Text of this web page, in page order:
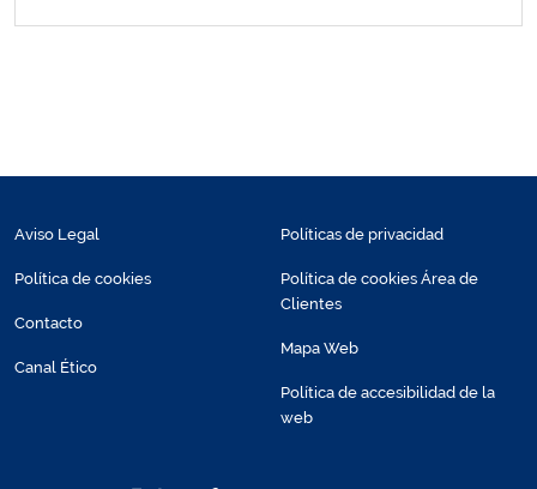
Aviso Legal
Política de cookies
Contacto
Canal Ético
Políticas de privacidad
Política de cookies Área de
Clientes
Mapa Web
Política de accesibilidad de la
web